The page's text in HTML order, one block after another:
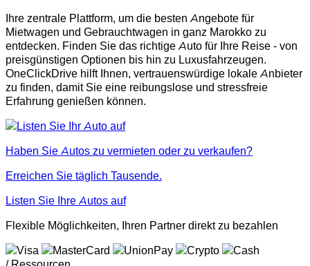
Ihre zentrale Plattform, um die besten Angebote für
Mietwagen und Gebrauchtwagen in ganz Marokko zu
entdecken. Finden Sie das richtige Auto für Ihre Reise - von
preisgünstigen Optionen bis hin zu Luxusfahrzeugen.
OneClickDrive hilft Ihnen, vertrauenswürdige lokale Anbieter
zu finden, damit Sie eine reibungslose und stressfreie
Erfahrung genießen können.
Haben Sie Autos zu vermieten oder zu verkaufen?
Erreichen Sie täglich Tausende.
Listen Sie Ihre Autos auf
Flexible Möglichkeiten, Ihren Partner direkt zu bezahlen